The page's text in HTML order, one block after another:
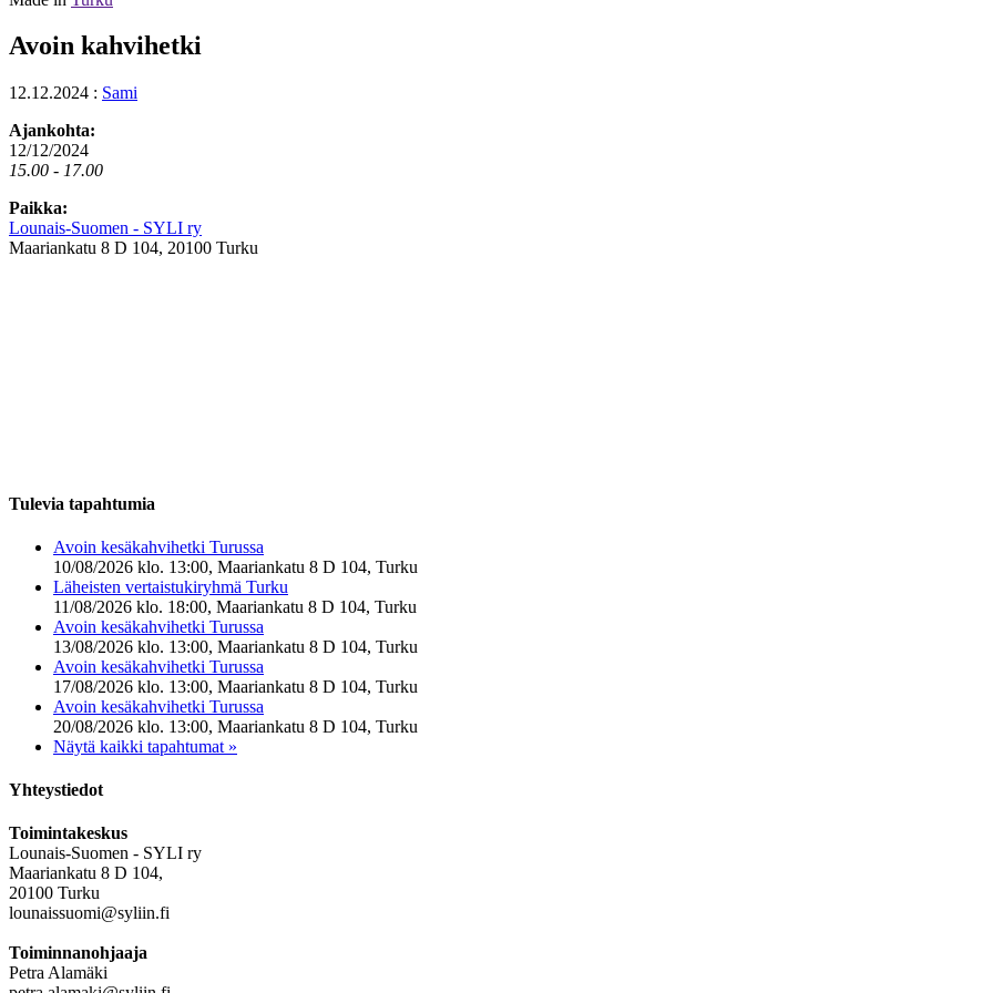
Avoin kahvihetki
12.12.2024 : Sami
Ajankohta:
12/12/2024
15.00 - 17.00
Paikka:
Lounais-Suomen - SYLI ry
Maariankatu 8 D 104, 20100 Turku
Tulevia tapahtumia
Avoin kesäkahvihetki Turussa
10/08/2026 klo. 13:00, Maariankatu 8 D 104, Turku
Läheisten vertaistukiryhmä Turku
11/08/2026 klo. 18:00, Maariankatu 8 D 104, Turku
Avoin kesäkahvihetki Turussa
13/08/2026 klo. 13:00, Maariankatu 8 D 104, Turku
Avoin kesäkahvihetki Turussa
17/08/2026 klo. 13:00, Maariankatu 8 D 104, Turku
Avoin kesäkahvihetki Turussa
20/08/2026 klo. 13:00, Maariankatu 8 D 104, Turku
Näytä kaikki tapahtumat »
Yhteystiedot
Toimintakeskus
Lounais-Suomen - SYLI ry
Maariankatu 8 D 104,
20100 Turku
lounaissuomi@syliin.fi
Toiminnanohjaaja
Petra Alamäki